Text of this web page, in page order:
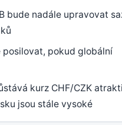
bude nadále upravovat
posilovat, pokud globální
kurz CHF/CZK
jsou stále vysoké